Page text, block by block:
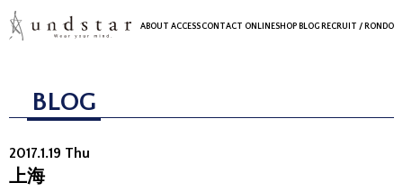
ABOUT ACCESSCONTACT ONLINESHOP BLOG RECRUIT / RONDO
BLOG
2017.1.19 Thu
上海